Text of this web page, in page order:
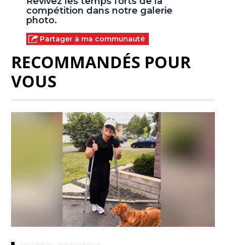
compétition dans notre galerie
photo.
Partager à ma communauté
RECOMMANDÉS POUR
VOUS